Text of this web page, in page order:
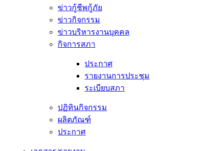
ข่าวกู้ชีพกู้ภัย
ข่าวกิจกรรม
ข่าวบริหารงานบุคคล
กิจการสภา
ประกาศ
รายงานการประชุม
ระเบียบสภา
ปฏิทินกิจกรรม
ผลิตภัณฑ์
ประกาศ